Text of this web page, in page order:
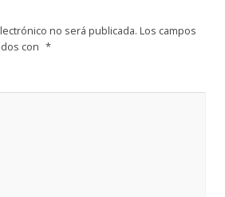
no será publicada. Los campos
con *